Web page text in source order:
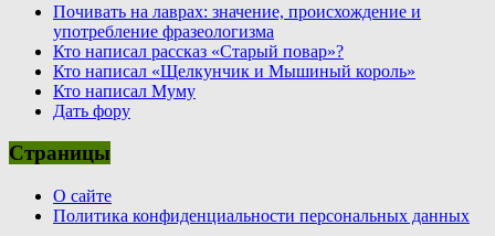
Почивать на лаврах: значение, происхождение и
употребление фразеологизма
Кто написал рассказ «Старый повар»?
Кто написал «Щелкунчик и Мышиный король»
Кто написал Муму
Дать фору
Страницы
О сайте
Политика конфиденциальности персональных данных